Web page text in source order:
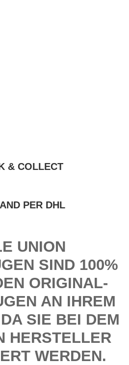
& COLLECT
PER DHL
UNION
SIND 100%
ORIGINAL-
AN IHREM
SIE BEI DEM
HERSTELLER
WERDEN.